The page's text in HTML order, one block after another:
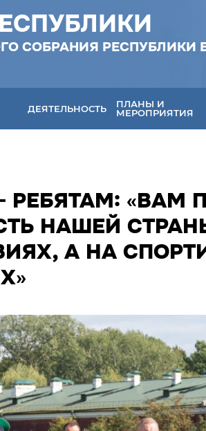
СОБРАНИЯ РЕСПУБЛИКИ
ДЕЯТЕЛЬНОСТЬ
ПЛАНЫ И
МЕРОПРИЯТИЯ
РЕБЯТАМ: «ВАМ
НАШЕЙ
А НА